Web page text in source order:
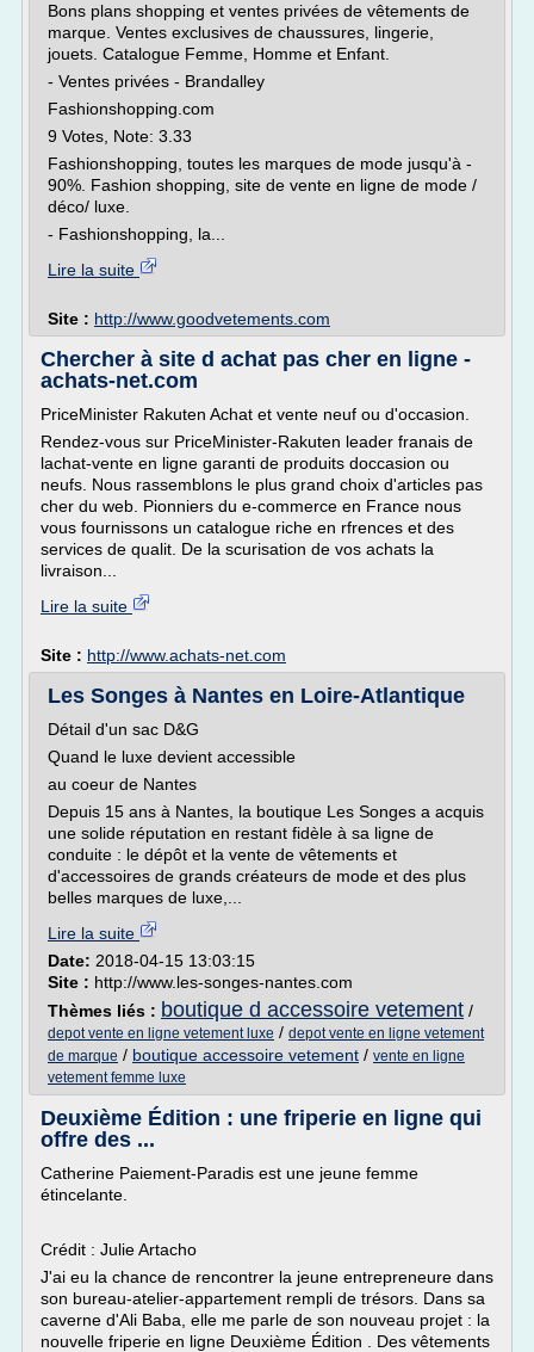
Bons plans shopping et ventes privées de vêtements de
marque. Ventes exclusives de chaussures, lingerie,
jouets. Catalogue Femme, Homme et Enfant.
- Ventes privées - Brandalley
Fashionshopping.com
9 Votes, Note: 3.33
Fashionshopping, toutes les marques de mode jusqu'à -
90%. Fashion shopping, site de vente en ligne de mode /
déco/ luxe.
- Fashionshopping, la...
Lire la suite
Site : http://www.goodvetements.com
Chercher à site d achat pas cher en ligne -
achats-net.com
PriceMinister Rakuten Achat et vente neuf ou d'occasion.
Rendez-vous sur PriceMinister-Rakuten leader franais de
lachat-vente en ligne garanti de produits doccasion ou
neufs. Nous rassemblons le plus grand choix d'articles pas
cher du web. Pionniers du e-commerce en France nous
vous fournissons un catalogue riche en rfrences et des
services de qualit. De la scurisation de vos achats la
livraison...
Lire la suite
Site : http://www.achats-net.com
Les Songes à Nantes en Loire-Atlantique
Détail d'un sac D&G
Quand le luxe devient accessible
au coeur de Nantes
Depuis 15 ans à Nantes, la boutique Les Songes a acquis
une solide réputation en restant fidèle à sa ligne de
conduite : le dépôt et la vente de vêtements et
d'accessoires de grands créateurs de mode et des plus
belles marques de luxe,...
Lire la suite
Date: 2018-04-15 13:03:15
Site : http://www.les-songes-nantes.com
Thèmes liés : boutique d accessoire vetement /
depot vente en ligne vetement luxe / depot vente en ligne vetement
de marque / boutique accessoire vetement / vente en ligne
vetement femme luxe
Deuxième Édition : une friperie en ligne qui
offre des ...
Catherine Paiement-Paradis est une jeune femme
étincelante.
Crédit : Julie Artacho
J'ai eu la chance de rencontrer la jeune entrepreneure dans
son bureau-atelier-appartement rempli de trésors. Dans sa
caverne d'Ali Baba, elle me parle de son nouveau projet : la
nouvelle friperie en ligne Deuxième Édition . Des vêtements